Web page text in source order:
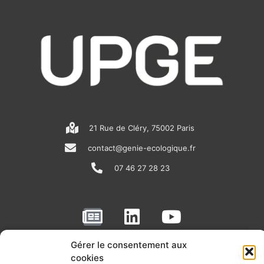
Gérer le consentement aux
cookies
21 Rue de Cléry, 75002 Paris
contact@genie-ecologique.fr
07 46 27 28 23
N
e
w
L
i
n
Y
o
u
RECEVOIR L'ACTU DE LA FILIÈRE